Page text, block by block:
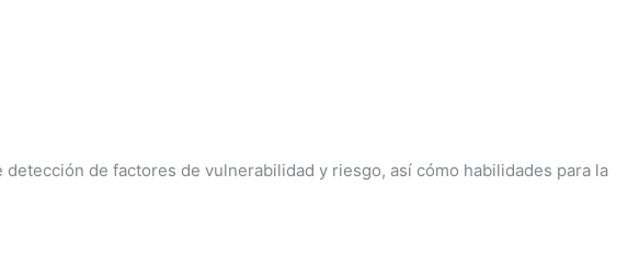
de factores de vulnerabilidad y riesgo, así cómo habilidades para la